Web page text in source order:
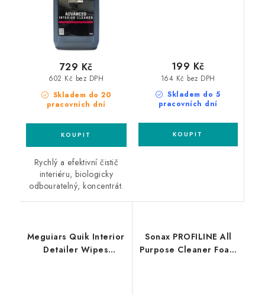
Skladem do 20
pracovních dní
602 Kč bez DPH
729 Kč
Rychlý a efektivní čistič
interiéru, biologicky
odbouratelný, koncentrát.
Skladem do 5
pracovních dní
164 Kč bez DPH
199 Kč
Meguiars Quik Interior
Detailer Wipes
Sonax PROFILINE All
Purpose Cleaner Foam